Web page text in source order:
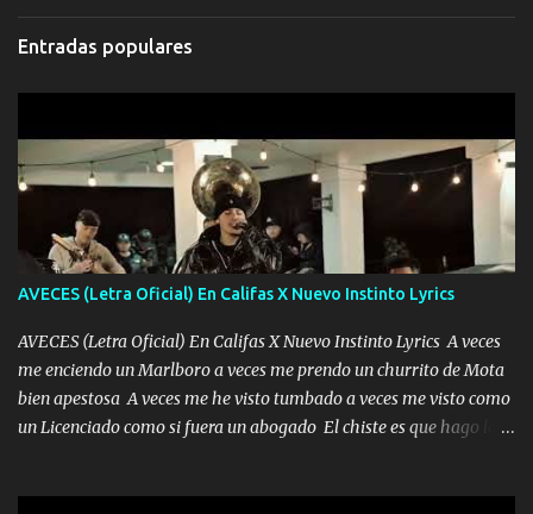
Entradas populares
AVECES (Letra Oficial) En Califas X Nuevo Instinto Lyrics
AVECES (Letra Oficial) En Califas X Nuevo Instinto Lyrics A veces
me enciendo un Marlboro a veces me prendo un churrito de Mota
bien apestosa A veces me he visto tumbado a veces me visto como
un Licenciado como si fuera un abogado El chiste es que hago lo